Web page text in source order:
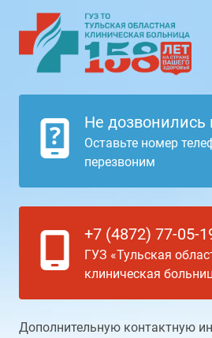
Не дозвонились
Оставьте номер
перезвоним
+7 (4872) 77-05-
ГУЗ «Тульская
клиническая
Дополнительную контактную